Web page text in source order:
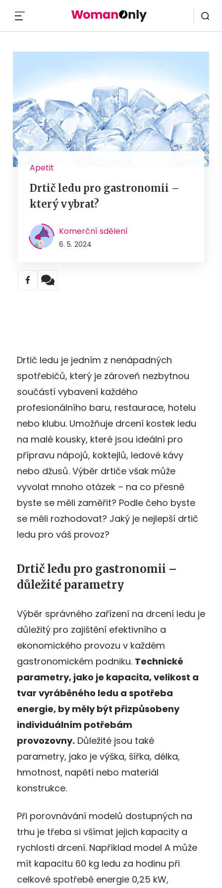
Apetit
Drtič ledu pro gastronomii –
který vybrat?
Komerční sdělení
6. 5. 2024
Drtič ledu je jedním z nenápadných
spotřebičů, který je zároveň nezbytnou
součástí vybavení každého
profesionálního baru, restaurace, hotelu
nebo klubu. Umožňuje drcení kostek ledu
na malé kousky, které jsou ideální pro
přípravu nápojů, koktejlů, ledové kávy
nebo džusů. Výběr drtiče však může
vyvolat mnoho otázek – na co přesně
byste se měli zaměřit? Podle čeho byste
se měli rozhodovat? Jaký je nejlepší drtič
ledu pro váš provoz?
Drtič ledu pro gastronomii –
důležité parametry
Výběr správného zařízení na drcení ledu je
důležitý pro zajištění efektivního a
ekonomického provozu v každém
gastronomickém podniku. Technické
parametry, jako je kapacita, velikost a
tvar vyráběného ledu a spotřeba
energie, by měly být přizpůsobeny
individuálním potřebám
provozovny. Důležité jsou také
parametry, jako je výška, šířka, délka,
hmotnost, napětí nebo materiál
konstrukce.
Při porovnávání modelů dostupných na
trhu je třeba si všímat jejich kapacity a
rychlosti drcení. Například model A může
mít kapacitu 60 kg ledu za hodinu při
celkové spotřebě energie 0,25 kW,